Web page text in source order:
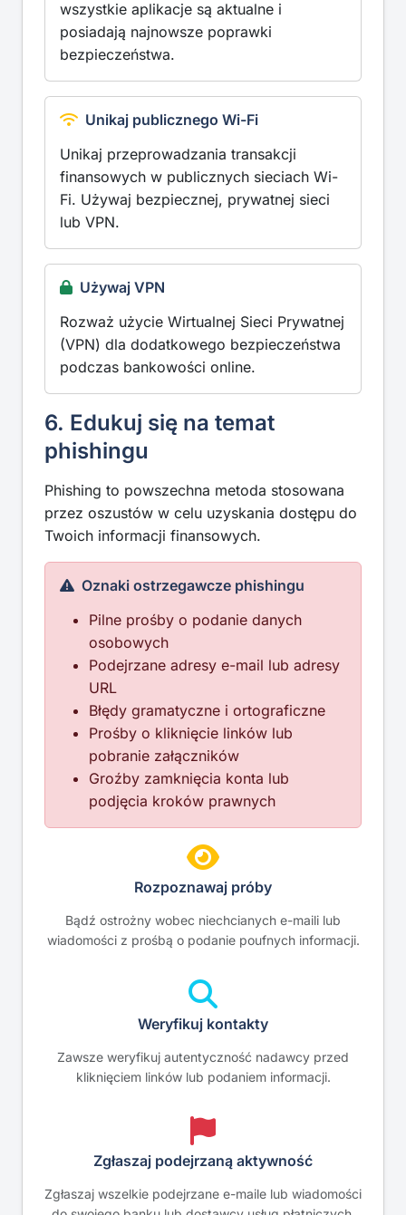
wszystkie aplikacje są aktualne i
posiadają najnowsze poprawki
bezpieczeństwa.
Unikaj publicznego Wi-Fi
Unikaj przeprowadzania transakcji
finansowych w publicznych sieciach Wi-
Fi. Używaj bezpiecznej, prywatnej sieci
lub VPN.
Używaj VPN
Rozważ użycie Wirtualnej Sieci Prywatnej
(VPN) dla dodatkowego bezpieczeństwa
podczas bankowości online.
6. Edukuj się na temat
phishingu
Phishing to powszechna metoda stosowana
przez oszustów w celu uzyskania dostępu do
Twoich informacji finansowych.
Oznaki ostrzegawcze phishingu
Pilne prośby o podanie danych
osobowych
Podejrzane adresy e-mail lub adresy
URL
Błędy gramatyczne i ortograficzne
Prośby o kliknięcie linków lub
pobranie załączników
Groźby zamknięcia konta lub
podjęcia kroków prawnych
Rozpoznawaj próby
Bądź ostrożny wobec niechcianych e-maili lub
wiadomości z prośbą o podanie poufnych informacji.
Weryfikuj kontakty
Zawsze weryfikuj autentyczność nadawcy przed
kliknięciem linków lub podaniem informacji.
Zgłaszaj podejrzaną aktywność
Zgłaszaj wszelkie podejrzane e-maile lub wiadomości